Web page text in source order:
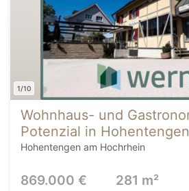
1/10
Wohnhaus- und
Potenzial in
Hohentengen am Hochrhein
869.000 € 281 m²